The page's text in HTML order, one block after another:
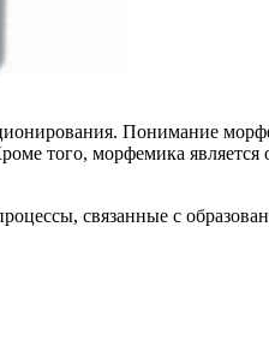
Понимание
того, морфемика
связанные с